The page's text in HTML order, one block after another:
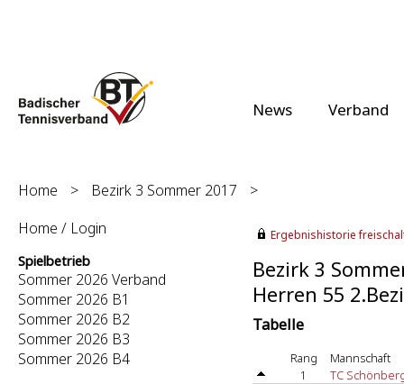
News Verband
Home > Bezirk 3 Sommer 2017
>
Home / Login
Spielbetrieb
Sommer 2026 Verband
Sommer 2026 B1
Sommer 2026 B2
Sommer 2026 B3
Sommer 2026 B4
Ergebnishistorie
Bezirk 3
Herren 55
Tabelle
Rang
Mannschaft
1
TC